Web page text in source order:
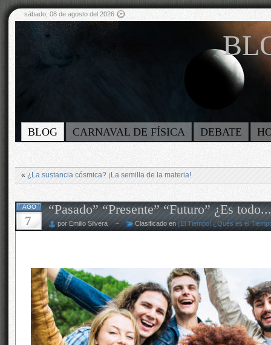
sábado, 08 de agosto del 2026
BLOG CARNAVAL DE FÍSICA DEBATE
« ¿La sustancia cósmica? ¡La semilla de la materia!
AGO
7
“Pasado” “Presente” “Futuro” ¿Es todo...
por Emilio Silvera ~ Clasificado en ¡El Tiempo! ¿Qués es el